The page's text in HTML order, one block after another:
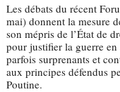
Les débats du récent
mai) donnent la mesure
son mépris de l’État de
pour justifier la guerre
parfois surprenants et
aux principes défendus
Poutine.